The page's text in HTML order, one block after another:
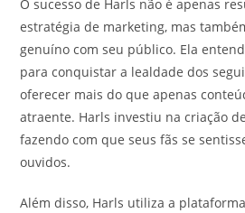
O sucesso de Harls não é apenas
estratégia de marketing, mas
genuíno com seu público. Ela
para conquistar a lealdade dos
oferecer mais do que apenas
atraente. Harls investiu na criação
fazendo com que seus fãs se
ouvidos.
Além disso, Harls utiliza a plataforma